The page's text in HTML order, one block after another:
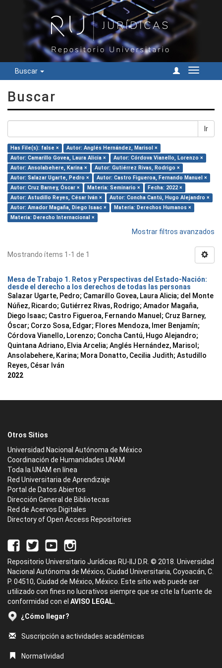
Buscar
Cambiar
Buscar
Ir
Has File(s): false ×
Autor: Anglés Hernández, Marisol ×
Autor: Camarillo Govea, Laura Alicia ×
Autor: Córdova Vianello, Lorenzo ×
Autor: Ansolabehere, Karina ×
Autor: Gutiérrez Rivas, Rodrigo ×
Autor: Salazar Ugarte, Pedro ×
Autor: Castro Figueroa, Fernando Manuel ×
Autor: Cruz Barney, Óscar ×
Materia: Seminario ×
Fecha: 2022 ×
Autor: Astudillo Reyes, César Iván ×
Autor: Concha Cantú, Hugo Alejandro ×
Autor: Amador Magaña, Diego Isaac ×
Materia: Derechos Humanos ×
Materia: Derecho Internacional ×
Mostrar filtros avanzados
Mostrando ítems 1-1 de 1
Mesa de Trabajo 1. Retos y Perspectivas del Estado-Nación:
desde el derecho a los derechos de todas las personas
Salazar Ugarte, Pedro; Camarillo Govea, Laura Alicia; del Monte
Núñez, Ricardo; Gutiérrez Rivas, Rodrigo; Amador Magaña,
Diego Isaac; Castro Figueroa, Fernando Manuel ; Cruz Barney,
Óscar; Corzo Sosa, Edgar; Flores Mendoza, Imer Benjamín;
Córdova Vianello, Lorenzo; Concha Cantú, Hugo Alejandro;
Quintana Adriano, Elvia Arcelia; Anglés Hernández, Marisol ;
Ansolabehere, Karina; Mora Donatto, Cecilia Judith; Astudillo
Reyes, César Iván
2022
Otros Sitios
Universidad Nacional Autónoma de México
Coordinación de Humanidades UNAM
Toda la UNAM en línea
Red Universitaria de Aprendizaje
Portal de Datos Abiertos
Dirección General de Bibliotecas
Red de Acervos Digitales
Directory of Open Access Repositories
Repositorio Universitario Jurídicas RU-IIJ D.R. © 2018. Universidad
Nacional Autónoma de México, Ciudad Universitaria, Coyoacán, C.
P. 04510, Ciudad de México, México. Este sitio web puede ser
utilizado con fines no lucrativos siempre que se cite la fuente de
conformidad con el AVISO LEGAL.
¿Cómo llegar?
Suscripción a actividades académicas
Normatividad